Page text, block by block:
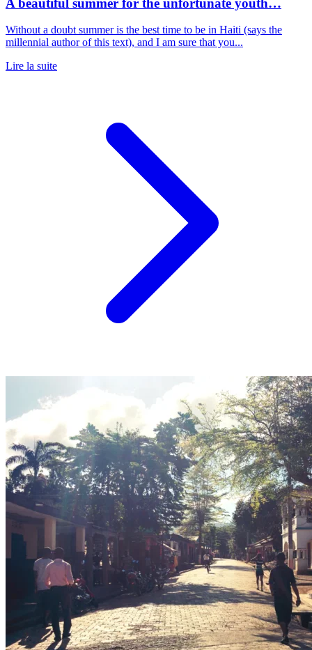
Without a doubt summer is the best time to be in Haiti (says the
millennial author of this text), and I am sure that you...
Lire la suite